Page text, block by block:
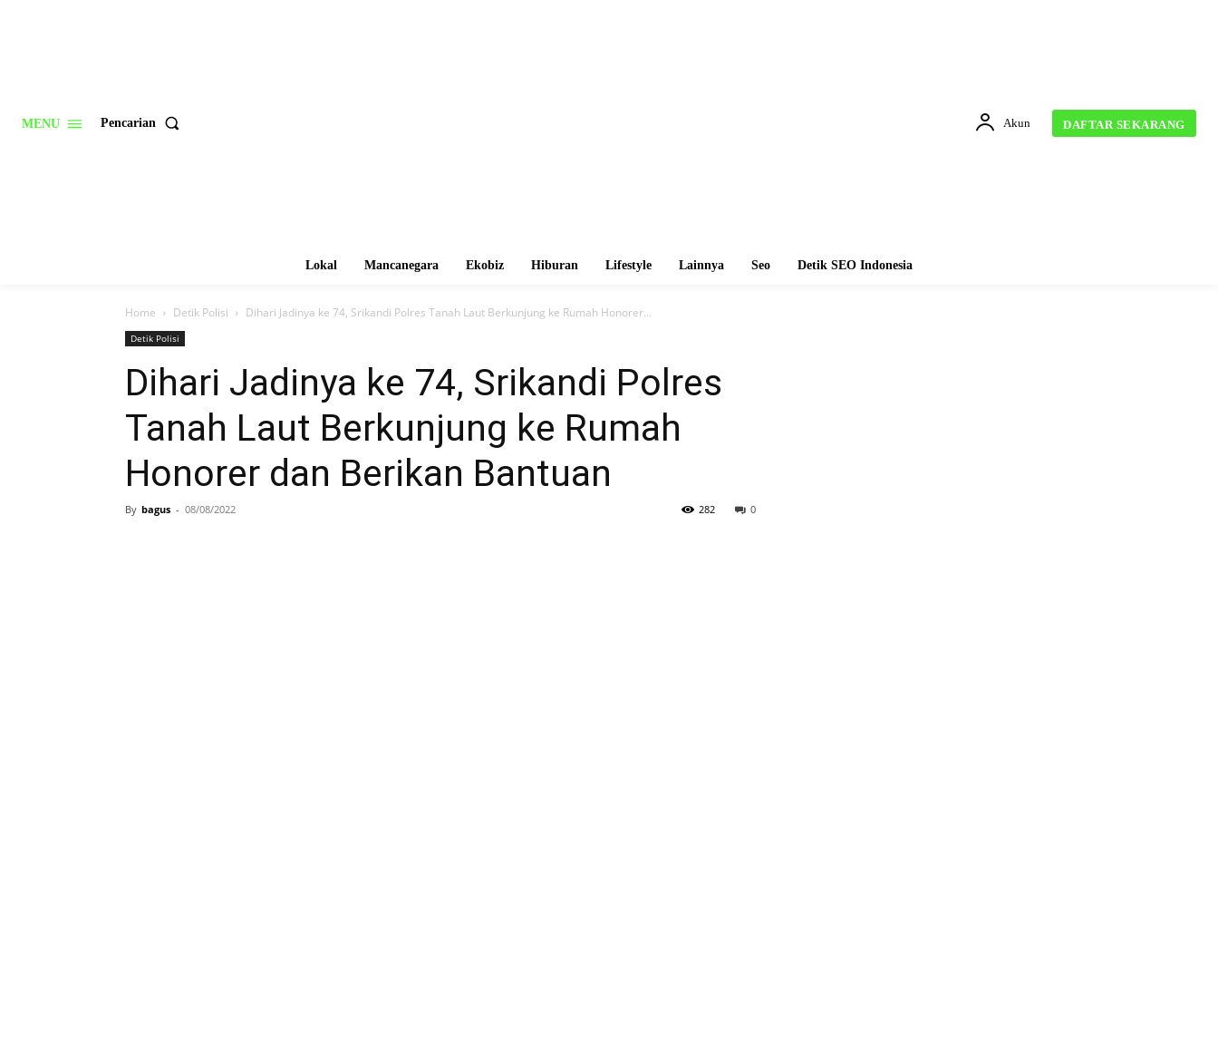
MENU Pencarian Akun DAFTAR SEKARANG
Lokal Mancanegara Ekobiz Hiburan Lifestyle Lainnya Seo Detik SEO Indonesia
Home Detik Polisi Dihari Jadinya ke 74, Srikandi Polres Tanah Laut Berkunjung ke Rumah Honorer...
Detik Polisi
Dihari Jadinya ke 74, Srikandi Polres
Tanah Laut Berkunjung ke Rumah
Honorer dan Berikan Bantuan
By bagus - 08/08/2022 0
282